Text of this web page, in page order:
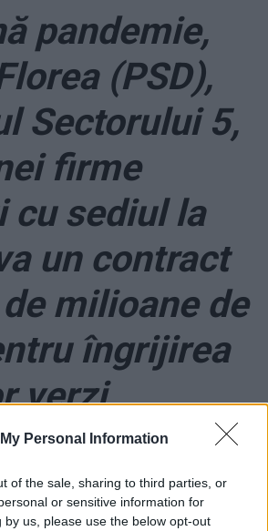
Personal Information
of the sale, sharing to third parties, or
or sensitive information for
by us, please use the below opt-out
pandemie,
(PSD),
Sectorului 5,
firme
cu sediul la
un contract
milioane de
îngrijirea
verzi
dinamitează frontul anti-PSD.
(USR-PLUS): „De liste
poate fi vorba!”